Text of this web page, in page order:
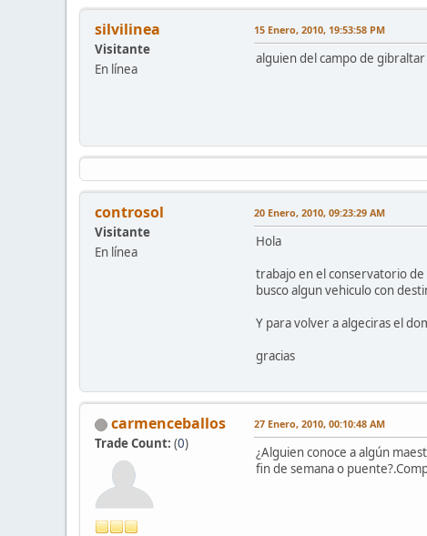
silvilinea
Visitante
En línea
15 Enero, 2010, 19:53:58 PM
alguien del campo de gibraltar
controsol
Visitante
En línea
20 Enero, 2010, 09:23:29 AM
Hola
trabajo en el conservatorio
busco algun vehiculo con
Y para volver a algeciras el
gracias
carmenceballos
Trade Count: (0)
27 Enero, 2010, 00:10:48 AM
¿Alguien conoce a algún
fin de semana o